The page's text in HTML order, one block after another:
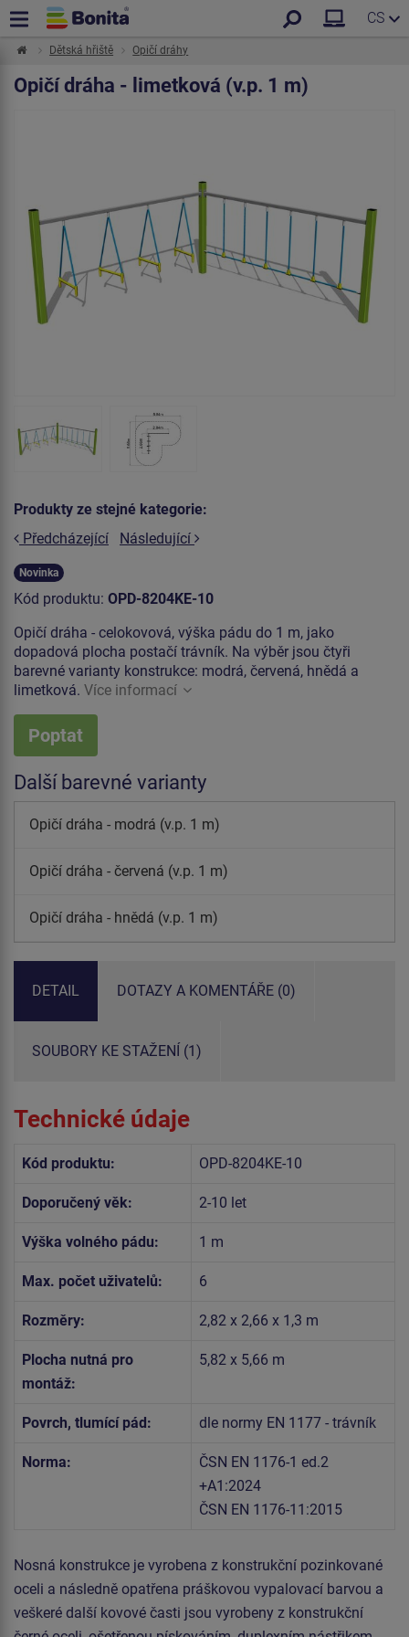
CS
Dětská hřiště Opičí dráhy
Opičí dráha - limetková (v.p. 1 m)
Produkty ze stejné kategorie:
Předcházející
Následující
Novinka
Kód produktu: OPD-8204KE-10
Opičí dráha - celokovová, výška pádu do 1 m, jako
dopadová plocha postačí trávník. Na výběr jsou čtyři
barevné varianty konstrukce: modrá, červená, hnědá a
limetková. Více informací
Poptat
Další barevné varianty
Opičí dráha - modrá (v.p. 1 m)
Opičí dráha - červená (v.p. 1 m)
Opičí dráha - hnědá (v.p. 1 m)
DETAIL DOTAZY A KOMENTÁŘE (0)
SOUBORY KE STAŽENÍ (1)
Technické údaje
Kód produktu: OPD-8204KE-10
Doporučený věk: 2-10 let
Výška volného pádu: 1 m
Max. počet uživatelů: 6
Rozměry: 2,82 x 2,66 x 1,3 m
Plocha nutná pro
montáž:
5,82 x 5,66 m
Povrch, tlumící pád: dle normy EN 1177 - trávník
Norma:
ČSN EN 1176-1 ed.2
+A1:2024
ČSN EN 1176-11:2015
Nosná konstrukce je vyrobena z konstrukční pozinkované
oceli a následně opatřena práškovou vypalovací barvou a
veškeré další kovové časti jsou vyrobeny z konstrukční